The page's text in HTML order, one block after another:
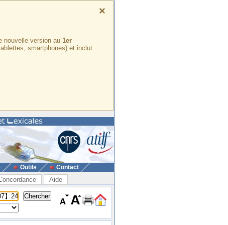
×
nouvelle version au 1er
smartphones) et inclut
Outils Contact
Aide